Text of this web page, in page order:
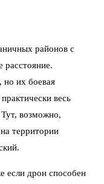
районов с
но их боевая
весь
возможно,
территории
если дрон способен